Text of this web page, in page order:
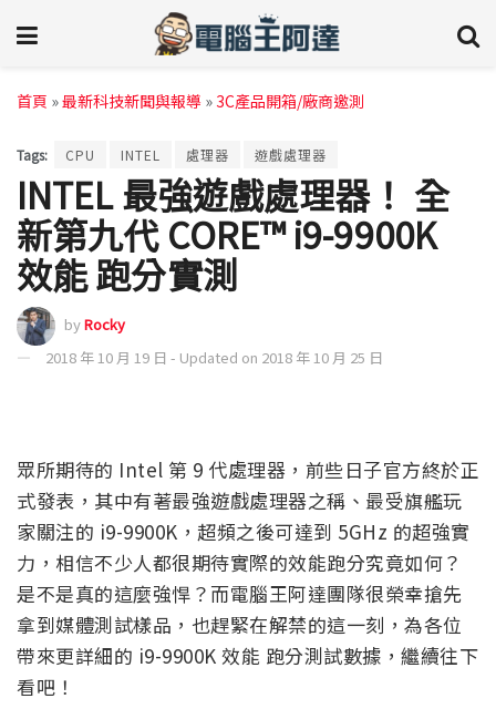
首頁 »最新科技新聞與報導 »3C產品開箱/廠商邀測
Tags: CPU INTEL 處理器 遊戲處理器
INTEL 最強遊戲處理器！ 全
新第九代 CORE™ i9-9900K
效能 跑分實測
byRocky
2018 年 10 月 19 日 - Updated on 2018 年 10 月 25 日
眾所期待的 Intel 第 9 代處理器，前些日子官方終於正
式發表，其中有著最強遊戲處理器之稱、最受旗艦玩
家關注的 i9-9900K，超頻之後可達到 5GHz 的超強實
力，相信不少人都很期待實際的效能跑分究竟如何？
是不是真的這麼強悍？而電腦王阿達團隊很榮幸搶先
拿到媒體測試樣品，也趕緊在解禁的這一刻，為各位
帶來更詳細的 i9-9900K 效能 跑分測試數據，繼續往下
看吧！